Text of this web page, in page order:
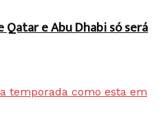
e Abu Dhabi só será